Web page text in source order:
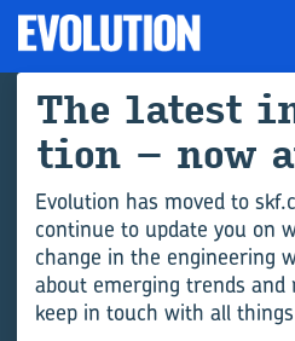
The la­te­st
tion – now
Evolution has moved to
continue to update you on
change in the engineering
about emerging trends and
keep in touch with all things